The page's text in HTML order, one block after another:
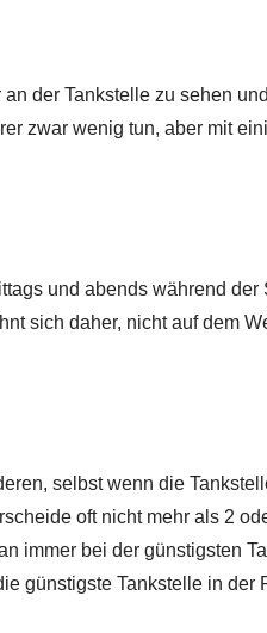
der Tankstelle zu sehen
zwar wenig tun, aber mit
und abends während
sich daher, nicht auf dem
selbst wenn die
oft nicht mehr als 2
immer bei der günstigsten
günstigste Tankstelle in der